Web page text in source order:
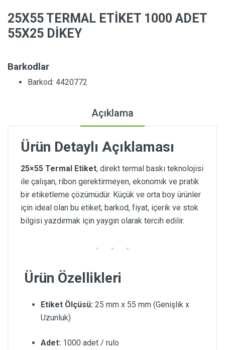
25X55 TERMAL ETİKET 1000 ADET
55X25 DİKEY
Barkodlar
Barkod: 4420772
Açıklama
Ürün Detaylı Açıklaması
25×55 Termal Etiket, direkt termal baskı teknolojisi
ile çalışan, ribon gerektirmeyen, ekonomik ve pratik
bir etiketleme çözümüdür. Küçük ve orta boy ürünler
için ideal olan bu etiket; barkod, fiyat, içerik ve stok
bilgisi yazdırmak için yaygın olarak tercih edilir.
Ürün Özellikleri
Etiket Ölçüsü: 25 mm x 55 mm (Genişlik x
Uzunluk)
Adet: 1000 adet / rulo